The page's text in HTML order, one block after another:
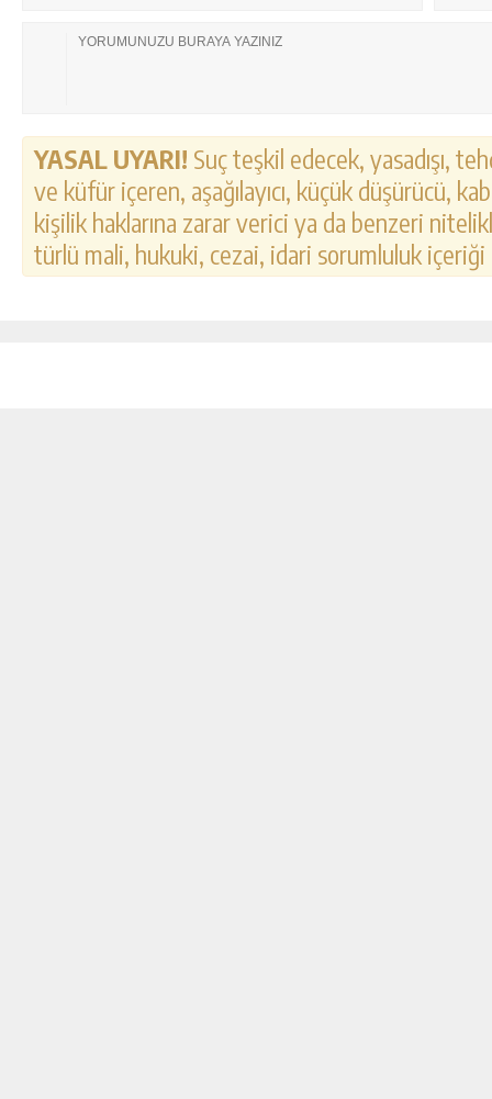
YASAL UYARI! Suç teşkil edecek, yasadışı,
ve küfür içeren, aşağılayıcı, küçük düşürücü,
kişilik haklarına zarar verici ya da benzeri
türlü mali, hukuki, cezai, idari sorumluluk